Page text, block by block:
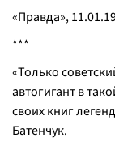
«Правда»,
***
«Только
автогигант в
своих книг
Батенчук.